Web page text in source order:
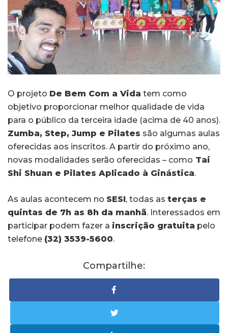
O projeto De Bem Com a Vida tem como
objetivo proporcionar melhor qualidade de vida
para o público da terceira idade (acima de 40 anos).
Zumba, Step, Jump e Pilates são algumas aulas
oferecidas aos inscritos. A partir do próximo ano,
novas modalidades serão oferecidas – como Tai
Shi Shuan e Pilates Aplicado à Ginástica.
As aulas acontecem no SESI, todas as terças e
quintas de 7h as 8h da manhã. Interessados em
participar podem fazer a inscrição gratuita pelo
telefone (32) 3539-5600.
Compartilhe: